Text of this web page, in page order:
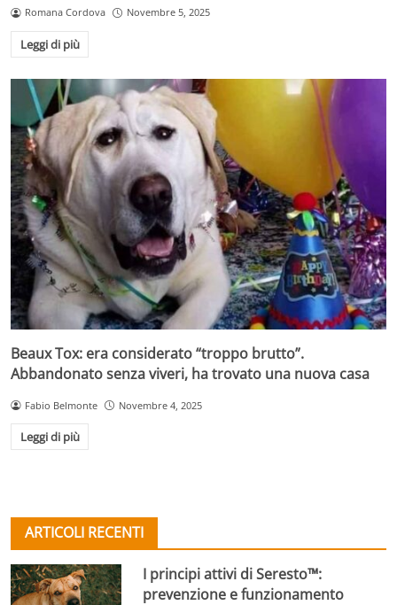
Romana Cordova Novembre 5, 2025
Leggi di più
Beaux Tox: era considerato “troppo brutto”.
Abbandonato senza viveri, ha trovato una nuova casa
Fabio Belmonte Novembre 4, 2025
Leggi di più
ARTICOLI RECENTI
I principi attivi di Seresto™:
prevenzione e funzionamento